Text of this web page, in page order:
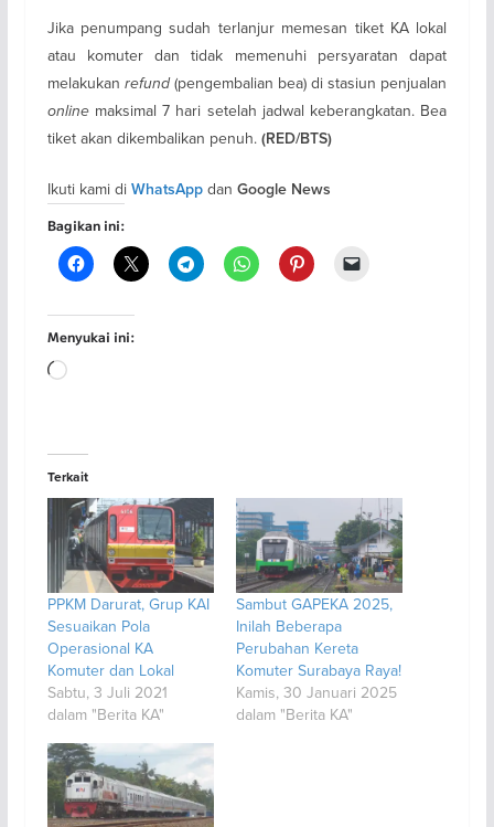
Jika penumpang sudah terlanjur memesan tiket KA lokal
atau komuter dan tidak memenuhi persyaratan dapat
melakukan refund(pengembalian bea) di stasiun penjualan
onlinemaksimal 7 hari setelah jadwal keberangkatan. Bea
tiket akan dikembalikan penuh. (RED/BTS)
Ikuti kami di WhatsAppdan Google News
Bagikan ini:
Menyukai ini:
Memuat...
Terkait
PPKM Darurat, Grup KAI
Sesuaikan Pola
Operasional KA
Komuter dan Lokal
Sabtu, 3 Juli 2021
dalam "Berita KA"
Sambut GAPEKA 2025,
Inilah Beberapa
Perubahan Kereta
Komuter Surabaya Raya!
Kamis, 30 Januari 2025
dalam "Berita KA"